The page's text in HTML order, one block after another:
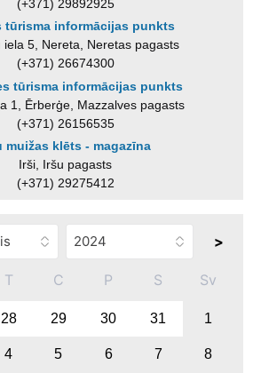
(+371) 29892925
tūrisma informācijas punkts
iela 5, Nereta, Neretas pagasts
(+371) 26674300
tūrisma informācijas punkts
1, Ērberģe, Mazzalves pagasts
(+371) 26156535
muižas klēts - magazīna
Irši, Iršu pagasts
(+371) 29275412
>
T C P S Sv
28 29 30 31 1
4 5 6 7 8